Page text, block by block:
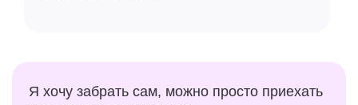
Я хочу забрать сам, можно просто приехать